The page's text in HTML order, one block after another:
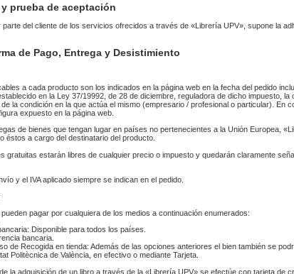
prueba de aceptación
parte del cliente de los servicios ofrecidos a través de «Librería UPV», supone la
de Pago, Entrega y Desistimiento
a cada producto son los indicados en la página web en la fecha del pedido
en la Ley 37/19992, de 28 de diciembre, reguladora de dicho impuesto,
la condición en la que actúa el mismo (empresario / profesional o particular). En
expuesto en la página web.
de bienes que tengan lugar en países no pertenecientes a la Unión Europea,
éstos a cargo del destinatario del producto.
gratuitas estarán libres de cualquier precio o impuesto y quedarán claramente
y el IVA aplicado siempre se indican en el pedido.
pagar por cualquiera de los medios a continuación enumerados:
Disponible para todos los países.
bancaria.
de Recogida en tienda: Además de las opciones anteriores el bien también se
Politècnica de València, en efectivo o mediante Tarjeta.
la adquisición de un libro a través de la «Librería UPV» se efectúe con tarjeta